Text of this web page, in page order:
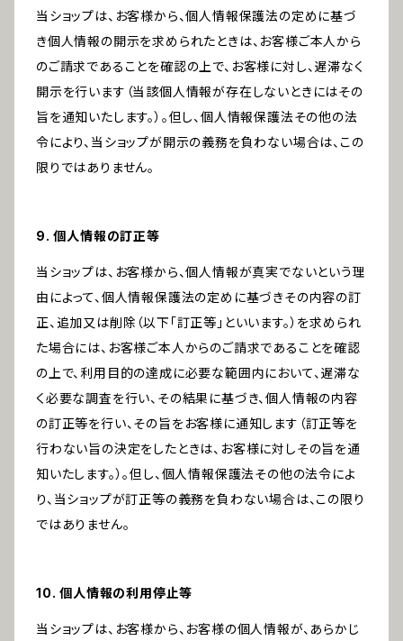
当ショップは、お客様から、個人情報保護法の定めに基づ
き個人情報の開示を求められたときは、お客様ご本人から
のご請求であることを確認の上で、お客様に対し、遅滞なく
開示を行います（当該個人情報が存在しないときにはその
旨を通知いたします。）。但し、個人情報保護法その他の法
令により、当ショップが開示の義務を負わない場合は、この
限りではありません。
9. 個人情報の訂正等
当ショップは、お客様から、個人情報が真実でないという理
由によって、個人情報保護法の定めに基づきその内容の訂
正、追加又は削除（以下「訂正等」といいます。）を求められ
た場合には、お客様ご本人からのご請求であることを確認
の上で、利用目的の達成に必要な範囲内において、遅滞な
く必要な調査を行い、その結果に基づき、個人情報の内容
の訂正等を行い、その旨をお客様に通知します（訂正等を
行わない旨の決定をしたときは、お客様に対しその旨を通
知いたします。）。但し、個人情報保護法その他の法令によ
り、当ショップが訂正等の義務を負わない場合は、この限り
ではありません。
10. 個人情報の利用停止等
当ショップは、お客様から、お客様の個人情報が、あらかじ